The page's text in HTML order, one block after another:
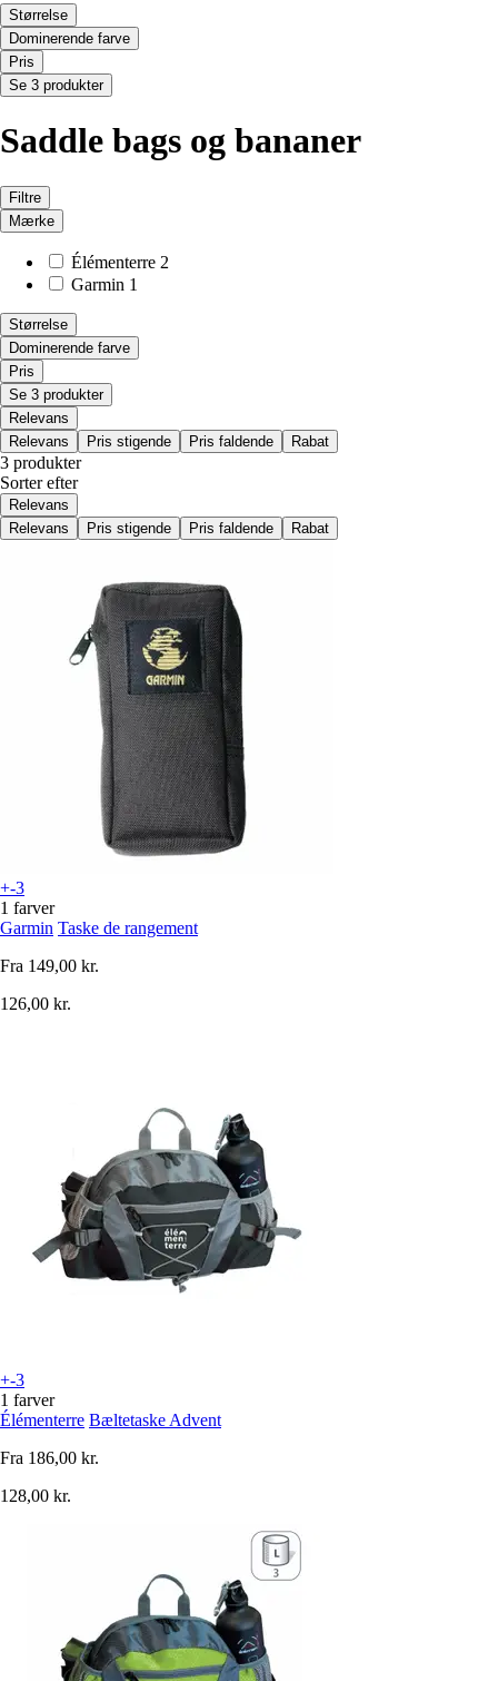
Størrelse
Dominerende farve
Pris
Se 3 produkter
Saddle bags og bananer
Filtre
Mærke
Élémenterre 2
Garmin 1
Størrelse
Dominerende farve
Pris
Se 3 produkter
Relevans
Relevans
Pris stigende Pris faldende Rabat
3 produkter
Sorter efter
Relevans
Relevans
Pris stigende Pris faldende Rabat
+-3
1 farver
Garmin Taske de rangement
Fra 149,00 kr.
126,00 kr.
+-3
1 farver
Élémenterre Bæltetaske Advent
Fra 186,00 kr.
128,00 kr.